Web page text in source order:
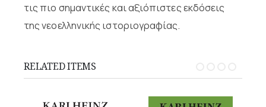
τις πιο σημαντικές και αξιόπιστες εκδόσεις
της νεοελληνικής ιστοριογραφίας.
RELATED ITEMS